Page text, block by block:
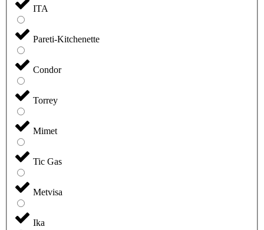
ITA
Pareti-Kitchenette
Condor
Torrey
Mimet
Tic Gas
Metvisa
Ika